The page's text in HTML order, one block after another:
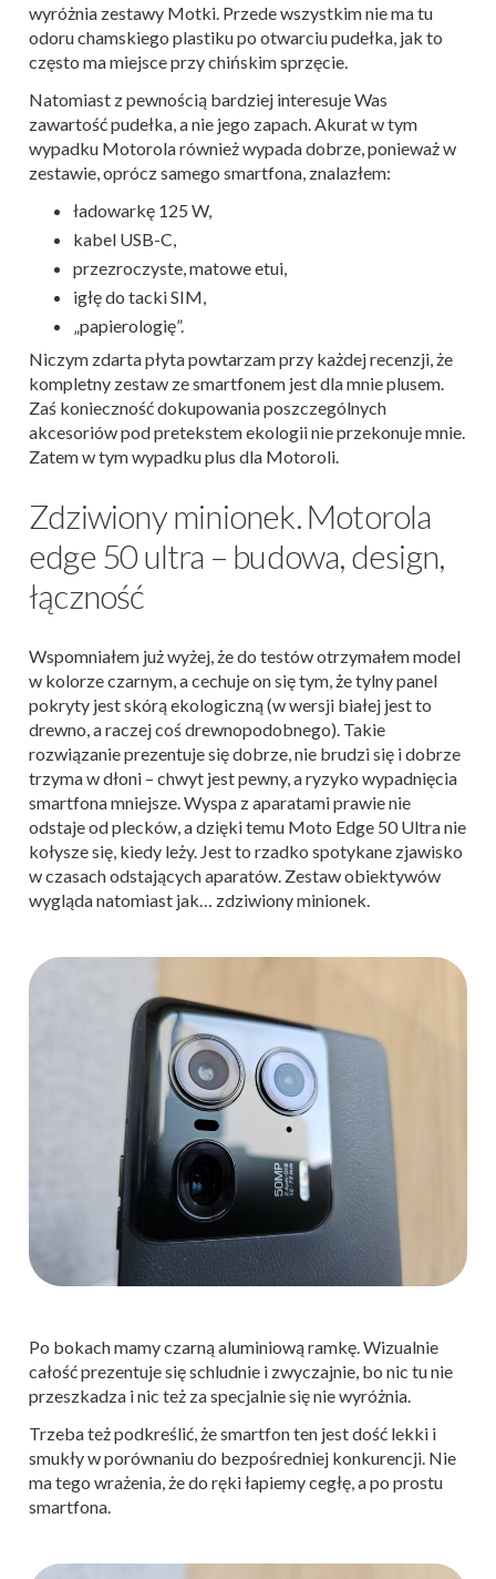
wyróżnia zestawy Motki. Przede wszystkim nie ma tu
odoru chamskiego plastiku po otwarciu pudełka, jak to
często ma miejsce przy chińskim sprzęcie.
Natomiast z pewnością bardziej interesuje Was
zawartość pudełka, a nie jego zapach. Akurat w tym
wypadku Motorola również wypada dobrze, ponieważ w
zestawie, oprócz samego smartfona, znalazłem:
ładowarkę 125 W,
kabel USB-C,
przezroczyste, matowe etui,
igłę do tacki SIM,
„papierologię”.
Niczym zdarta płyta powtarzam przy każdej recenzji, że
kompletny zestaw ze smartfonem jest dla mnie plusem.
Zaś konieczność dokupowania poszczególnych
akcesoriów pod pretekstem ekologii nie przekonuje mnie.
Zatem w tym wypadku plus dla Motoroli.
Zdziwiony minionek. Motorola
edge 50 ultra – budowa, design,
łączność
Wspomniałem już wyżej, że do testów otrzymałem model
w kolorze czarnym, a cechuje on się tym, że tylny panel
pokryty jest skórą ekologiczną (w wersji białej jest to
drewno, a raczej coś drewnopodobnego). Takie
rozwiązanie prezentuje się dobrze, nie brudzi się i dobrze
trzyma w dłoni – chwyt jest pewny, a ryzyko wypadnięcia
smartfona mniejsze. Wyspa z aparatami prawie nie
odstaje od plecków, a dzięki temu Moto Edge 50 Ultra nie
kołysze się, kiedy leży. Jest to rzadko spotykane zjawisko
w czasach odstających aparatów. Zestaw obiektywów
wygląda natomiast jak… zdziwiony minionek.
Po bokach mamy czarną aluminiową ramkę. Wizualnie
całość prezentuje się schludnie i zwyczajnie, bo nic tu nie
przeszkadza i nic też za specjalnie się nie wyróżnia.
Trzeba też podkreślić, że smartfon ten jest dość lekki i
smukły w porównaniu do bezpośredniej konkurencji. Nie
ma tego wrażenia, że do ręki łapiemy cegłę, a po prostu
smartfona.